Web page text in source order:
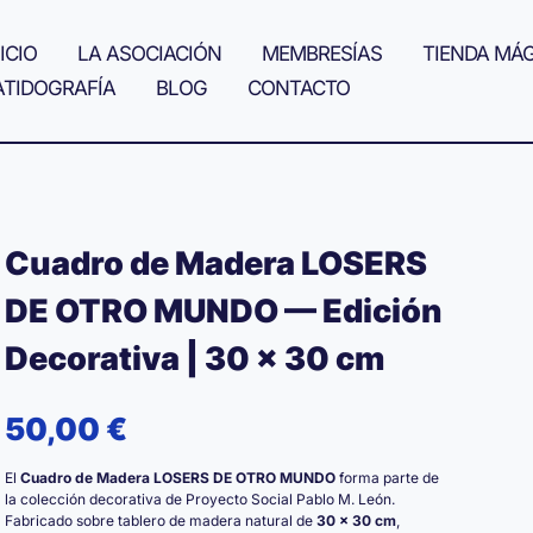
LA ASOCIACIÓN MEMBRESÍAS
TIENDA
BLOG CONTACTO
Cuadro de Madera LOSERS
DE OTRO MUNDO — Edición
Decorativa | 30 × 30 cm
50,00 €
El Cuadro de Madera LOSERS DE OTRO MUNDOforma parte de
la colección decorativa de Proyecto Social Pablo M. León.
Fabricado sobre tablero de madera natural de 30 × 30 cm,